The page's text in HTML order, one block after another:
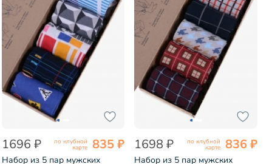
1696 ₽ по клубной
карте 835 ₽
Набор из 5 пар мужских
1698 ₽ по клубной
карте 836 ₽
Набор из 5 пар мужских